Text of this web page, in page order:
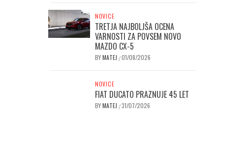
NOVICE
TRETJA NAJBOLJŠA OCENA
VARNOSTI ZA POVSEM NOVO
MAZDO CX-5
BYMATEJ /01/08/2026
NOVICE
FIAT DUCATO PRAZNUJE 45 LET
BYMATEJ /31/07/2026